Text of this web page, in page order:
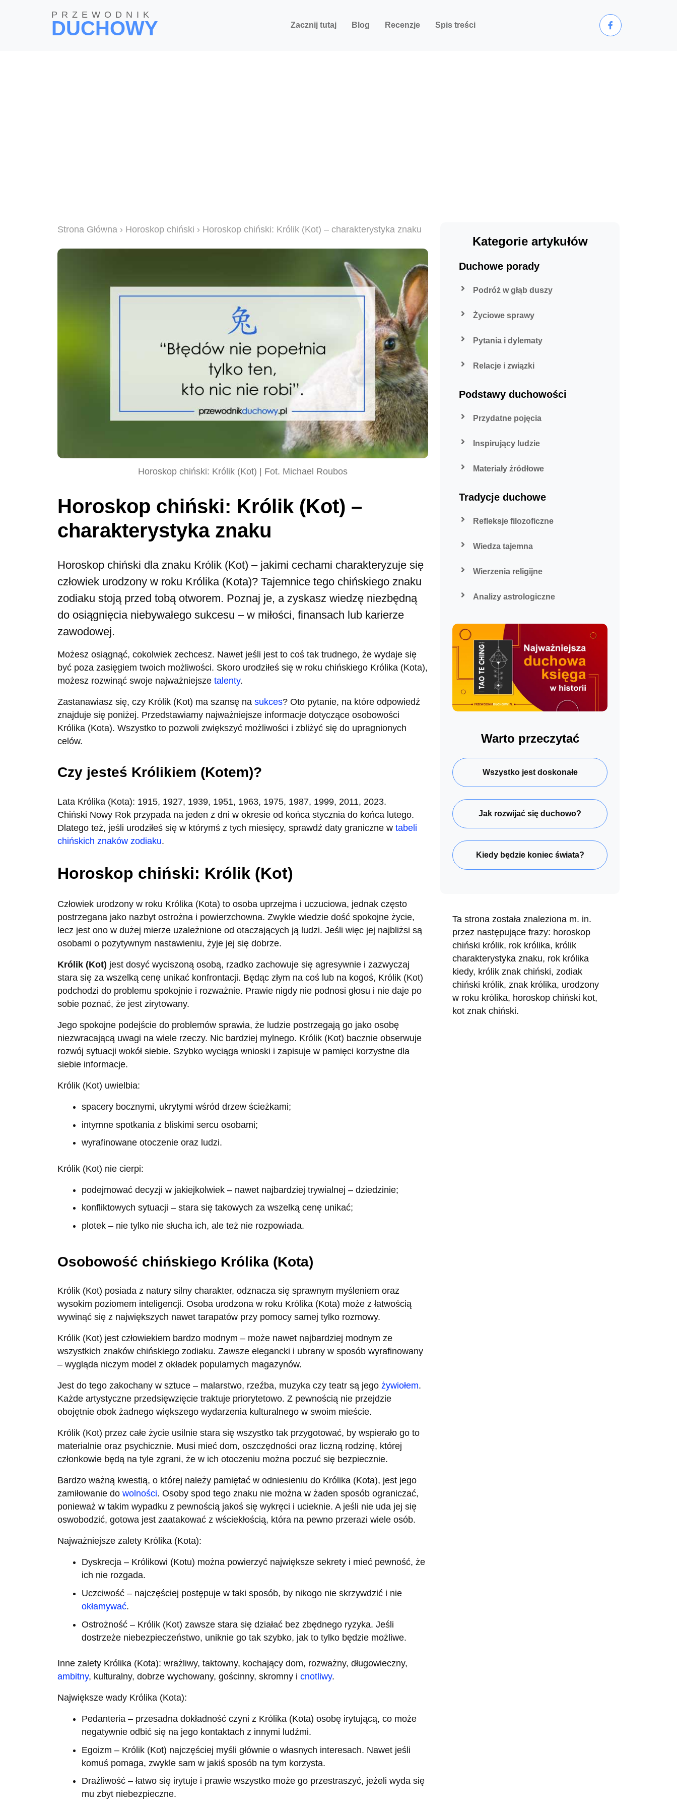
PRZEWODNIK
DUCHOWY Zacznij tutaj Blog Recenzje Spis treści
Strona Główna › Horoskop chiński › Horoskop chiński: Królik (Kot) – charakterystyka znaku
Horoskop chiński: Królik (Kot) | Fot. Michael Roubos
Horoskop chiński: Królik (Kot) –
charakterystyka znaku
Horoskop chiński dla znaku Królik (Kot) – jakimi cechami charakteryzuje się
człowiek urodzony w roku Królika (Kota)? Tajemnice tego chińskiego znaku
zodiaku stoją przed tobą otworem. Poznaj je, a zyskasz wiedzę niezbędną
do osiągnięcia niebywałego sukcesu – w miłości, finansach lub karierze
zawodowej.
Możesz osiągnąć, cokolwiek zechcesz. Nawet jeśli jest to coś tak trudnego, że wydaje się
być poza zasięgiem twoich możliwości. Skoro urodziłeś się w roku chińskiego Królika (Kota),
możesz rozwinąć swoje najważniejsze talenty.
Zastanawiasz się, czy Królik (Kot) ma szansę na sukces? Oto pytanie, na które odpowiedź
znajduje się poniżej. Przedstawiamy najważniejsze informacje dotyczące osobowości
Królika (Kota). Wszystko to pozwoli zwiększyć możliwości i zbliżyć się do upragnionych
celów.
Czy jesteś Królikiem (Kotem)?
Lata Królika (Kota): 1915, 1927, 1939, 1951, 1963, 1975, 1987, 1999, 2011, 2023.
Chiński Nowy Rok przypada na jeden z dni w okresie od końca stycznia do końca lutego.
Dlatego też, jeśli urodziłeś się w którymś z tych miesięcy, sprawdź daty graniczne w tabeli
chińskich znaków zodiaku.
Horoskop chiński: Królik (Kot)
Człowiek urodzony w roku Królika (Kota) to osoba uprzejma i uczuciowa, jednak często
postrzegana jako nazbyt ostrożna i powierzchowna. Zwykle wiedzie dość spokojne życie,
lecz jest ono w dużej mierze uzależnione od otaczających ją ludzi. Jeśli więc jej najbliżsi są
osobami o pozytywnym nastawieniu, żyje jej się dobrze.
Królik (Kot) jest dosyć wyciszoną osobą, rzadko zachowuje się agresywnie i zazwyczaj
stara się za wszelką cenę unikać konfrontacji. Będąc złym na coś lub na kogoś, Królik (Kot)
podchodzi do problemu spokojnie i rozważnie. Prawie nigdy nie podnosi głosu i nie daje po
sobie poznać, że jest zirytowany.
Jego spokojne podejście do problemów sprawia, że ludzie postrzegają go jako osobę
niezwracającą uwagi na wiele rzeczy. Nic bardziej mylnego. Królik (Kot) bacznie obserwuje
rozwój sytuacji wokół siebie. Szybko wyciąga wnioski i zapisuje w pamięci korzystne dla
siebie informacje.
Królik (Kot) uwielbia:
spacery bocznymi, ukrytymi wśród drzew ścieżkami;
intymne spotkania z bliskimi sercu osobami;
wyrafinowane otoczenie oraz ludzi.
Królik (Kot) nie cierpi:
podejmować decyzji w jakiejkolwiek – nawet najbardziej trywialnej – dziedzinie;
konfliktowych sytuacji – stara się takowych za wszelką cenę unikać;
plotek – nie tylko nie słucha ich, ale też nie rozpowiada.
Osobowość chińskiego Królika (Kota)
Królik (Kot) posiada z natury silny charakter, odznacza się sprawnym myśleniem oraz
wysokim poziomem inteligencji. Osoba urodzona w roku Królika (Kota) może z łatwością
wywinąć się z największych nawet tarapatów przy pomocy samej tylko rozmowy.
Królik (Kot) jest człowiekiem bardzo modnym – może nawet najbardziej modnym ze
wszystkich znaków chińskiego zodiaku. Zawsze elegancki i ubrany w sposób wyrafinowany
– wygląda niczym model z okładek popularnych magazynów.
Jest do tego zakochany w sztuce – malarstwo, rzeźba, muzyka czy teatr są jego żywiołem.
Każde artystyczne przedsięwzięcie traktuje priorytetowo. Z pewnością nie przejdzie
obojętnie obok żadnego większego wydarzenia kulturalnego w swoim mieście.
Królik (Kot) przez całe życie usilnie stara się wszystko tak przygotować, by wspierało go to
materialnie oraz psychicznie. Musi mieć dom, oszczędności oraz liczną rodzinę, której
członkowie będą na tyle zgrani, że w ich otoczeniu można poczuć się bezpiecznie.
Bardzo ważną kwestią, o której należy pamiętać w odniesieniu do Królika (Kota), jest jego
zamiłowanie do wolności. Osoby spod tego znaku nie można w żaden sposób ograniczać,
ponieważ w takim wypadku z pewnością jakoś się wykręci i ucieknie. A jeśli nie uda jej się
oswobodzić, gotowa jest zaatakować z wściekłością, która na pewno przerazi wiele osób.
Najważniejsze zalety Królika (Kota):
Dyskrecja – Królikowi (Kotu) można powierzyć największe sekrety i mieć pewność, że
ich nie rozgada.
Uczciwość – najczęściej postępuje w taki sposób, by nikogo nie skrzywdzić i nie
okłamywać.
Ostrożność – Królik (Kot) zawsze stara się działać bez zbędnego ryzyka. Jeśli
dostrzeże niebezpieczeństwo, uniknie go tak szybko, jak to tylko będzie możliwe.
Inne zalety Królika (Kota): wrażliwy, taktowny, kochający dom, rozważny, długowieczny,
ambitny, kulturalny, dobrze wychowany, gościnny, skromny i cnotliwy.
Największe wady Królika (Kota):
Pedanteria – przesadna dokładność czyni z Królika (Kota) osobę irytującą, co może
negatywnie odbić się na jego kontaktach z innymi ludźmi.
Egoizm – Królik (Kot) najczęściej myśli głównie o własnych interesach. Nawet jeśli
komuś pomaga, zwykle sam w jakiś sposób na tym korzysta.
Drażliwość – łatwo się irytuje i prawie wszystko może go przestraszyć, jeżeli wyda się
mu zbyt niebezpieczne.
Kategorie artykułów
Duchowe porady
Podróż w głąb duszy
Życiowe sprawy
Pytania i dylematy
Relacje i związki
Podstawy duchowości
Przydatne pojęcia
Inspirujący ludzie
Materiały źródłowe
Tradycje duchowe
Refleksje filozoficzne
Wiedza tajemna
Wierzenia religijne
Analizy astrologiczne
Warto przeczytać
Wszystko jest doskonałe
Jak rozwijać się duchowo?
Kiedy będzie koniec świata?
Ta strona została znaleziona m. in.
przez następujące frazy: horoskop
chiński królik, rok królika, królik
charakterystyka znaku, rok królika
kiedy, królik znak chiński, zodiak
chiński królik, znak królika, urodzony
w roku królika, horoskop chiński kot,
kot znak chiński.